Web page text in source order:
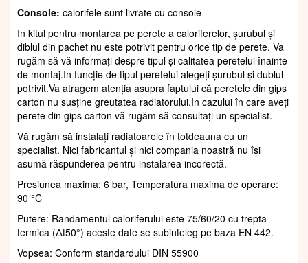
Console: calorifele sunt livrate cu console
In kitul pentru montarea pe perete a caloriferelor, șurubul și
diblul din pachet nu este potrivit pentru orice tip de perete. Va
rugăm să vă informați despre tipul și calitatea peretelui înainte
de montaj.In funcție de tipul peretelui alegeți șurubul și dublul
potrivit.Va atragem atenția asupra faptului că peretele din gips
carton nu susține greutatea radiatorului.In cazului în care aveți
perete din gips carton vă rugăm să consultați un specialist.
Vă rugăm să instalați radiatoarele în totdeauna cu un
specialist. Nici fabricantul și nici compania noastră nu își
asumă răspunderea pentru instalarea incorectă.
Presiunea maxima: 6 bar, Temperatura maxima de operare:
90 °C
Putere: Randamentul caloriferului este 75/60/20 cu trepta
termica (Δt50°) aceste date se subinteleg pe baza EN 442.
Vopsea: Conform standardului DIN 55900